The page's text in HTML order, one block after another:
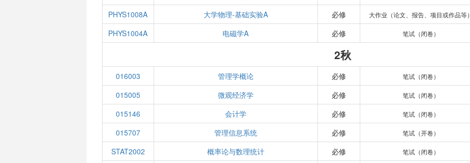
PHYS1008A
大学物理-基础实验A 必修 大作业（论文、报告、项目或作品等）
PHYS1004A
电磁学A 必修 笔试（闭卷）
2秋
016003 管理学概论 必修 笔试（闭卷）
015005
微观经济学 必修 笔试（闭卷）
015146
会计学 必修 笔试（闭卷）
015707
管理信息系统 必修 笔试（开卷）
STAT2002
概率论与数理统计 必修 笔试（闭卷）